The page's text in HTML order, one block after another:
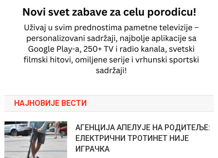
НАЈНОВИЈЕ ВЕСТИ
АГЕНЦИЈА АПЕЛУЈЕ НА РОДИТЕЉЕ:
ЕЛЕКТРИЧНИ ТРОТИНЕТ НИЈЕ
ИГРАЧКА